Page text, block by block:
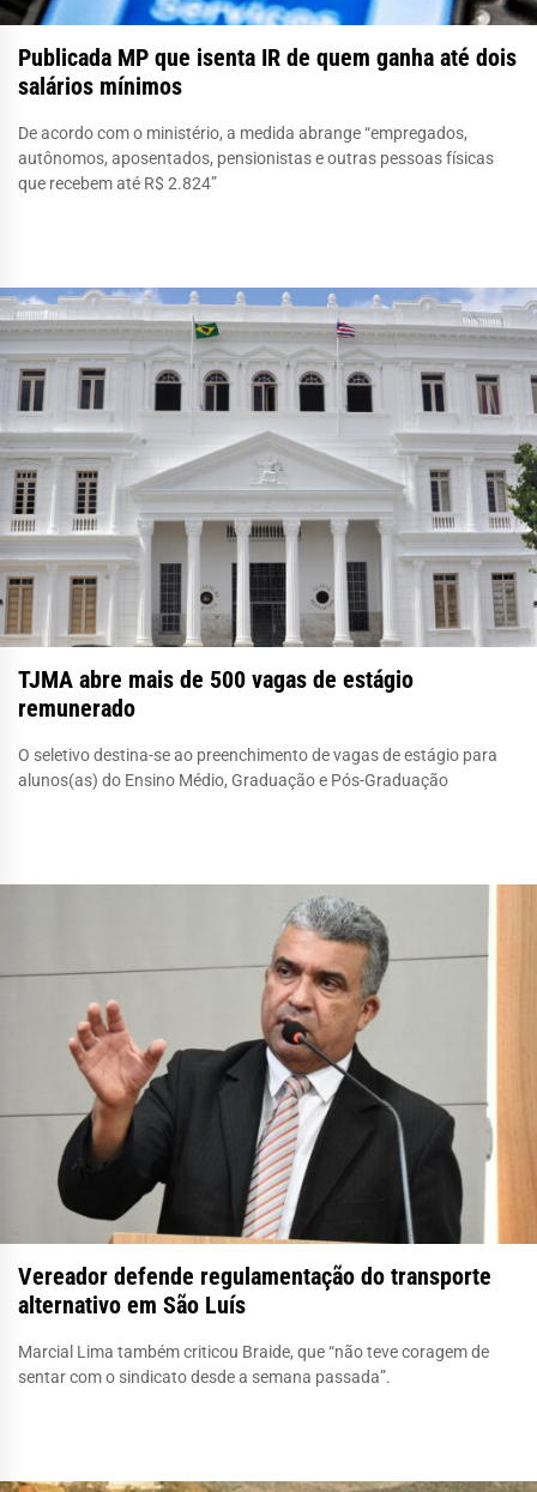
Publicada MP que isenta IR de quem ganha até dois
salários mínimos
De acordo com o ministério, a medida abrange “empregados,
autônomos, aposentados, pensionistas e outras pessoas físicas
que recebem até R$ 2.824”
TJMA abre mais de 500 vagas de estágio
remunerado
O seletivo destina-se ao preenchimento de vagas de estágio para
alunos(as) do Ensino Médio, Graduação e Pós-Graduação
Vereador defende regulamentação do transporte
alternativo em São Luís
Marcial Lima também criticou Braide, que “não teve coragem de
sentar com o sindicato desde a semana passada”.